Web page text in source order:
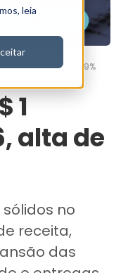
leia
no 1T26, alta de +39%
1
alta de
no
receita,
das